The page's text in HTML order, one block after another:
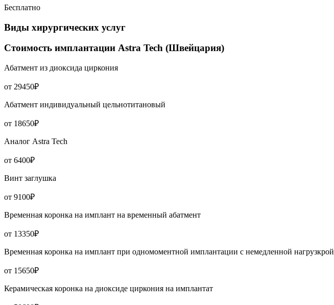
Бесплатно
Виды хирургических услуг
Стоимость имплантации Astra Tech (Швейцария)
Абатмент из диоксида циркония
от 29450₽
Абатмент индивидуальный цельнотитановый
от 18650₽
Аналог Astra Tech
от 6400₽
Винт заглушка
от 9100₽
Временная коронка на имплант на временный абатмент
от 13350₽
Временная коронка на имплант при одномоментной имплантации с немедленной нагрузкрой
от 15650₽
Керамическая коронка на диоксиде циркония на имплантат